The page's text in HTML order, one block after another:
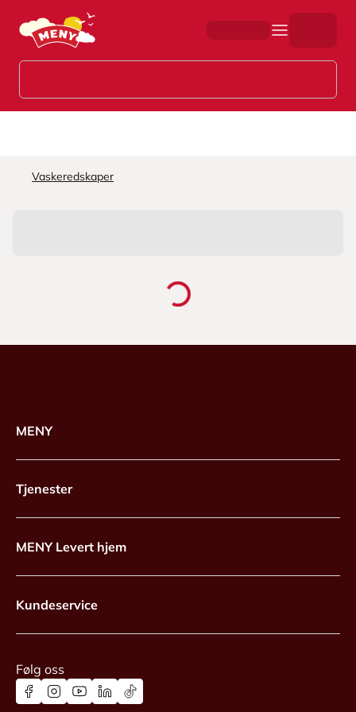
Hopp til hovedinnhold
Vaskeredskaper
MENY
Tjenester
MENY Levert hjem
Kundeservice
Følg oss